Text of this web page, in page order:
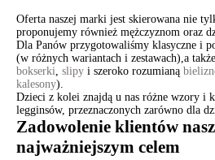
Oferta naszej marki jest skierowana nie
proponujemy również mężczyznom oraz
Dla Panów przygotowaliśmy klasyczne i
(w różnych wariantach i zestawach),a także
bokserki slipy i szeroko rozumianą
kalesony).
Dzieci z kolei znajdą u nas różne wzory i
legginsów, przeznaczonych zarówno dla
Zadowolenie klientów
najważniejszym celem